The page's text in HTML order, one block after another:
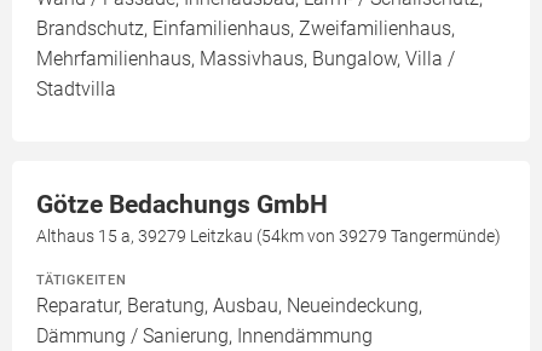
Brandschutz, Einfamilienhaus, Zweifamilienhaus,
Mehrfamilienhaus, Massivhaus, Bungalow, Villa /
Stadtvilla
Götze Bedachungs GmbH
Althaus 15 a, 39279 Leitzkau (54km von 39279 Tangermünde)
TÄTIGKEITEN
Reparatur, Beratung, Ausbau, Neueindeckung,
Dämmung / Sanierung, Innendämmung